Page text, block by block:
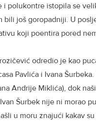
polukontre istopila se
bili još goropadniji. U
koji poentira pored
odredio je kao
Pavlića i Ivana
Andrije Miklića), dok
Šurbek nije ni morao
u moru znajući kakav